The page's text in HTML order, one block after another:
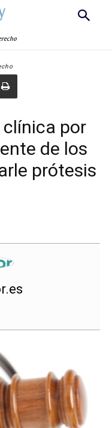
clínica por
de los
prótesis